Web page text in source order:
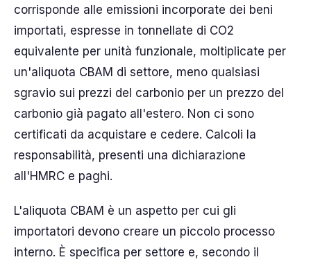
corrisponde alle emissioni incorporate dei beni
importati, espresse in tonnellate di CO2
equivalente per unità funzionale, moltiplicate per
un'aliquota CBAM di settore, meno qualsiasi
sgravio sui prezzi del carbonio per un prezzo del
carbonio già pagato all'estero. Non ci sono
certificati da acquistare e cedere. Calcoli la
responsabilità, presenti una dichiarazione
all'HMRC e paghi.
L'aliquota CBAM è un aspetto per cui gli
importatori devono creare un piccolo processo
interno. È specifica per settore e, secondo il